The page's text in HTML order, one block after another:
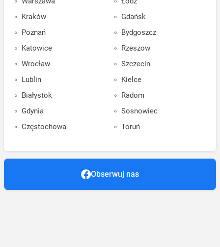
Kraków
Poznań
Katowice
Wrocław
Lublin
Białystok
Gdynia
Częstochowa
Gdańsk
Bydgoszcz
Rzeszow
Szczecin
Kielce
Radom
Sosnowiec
Toruń
Obserwuj nas